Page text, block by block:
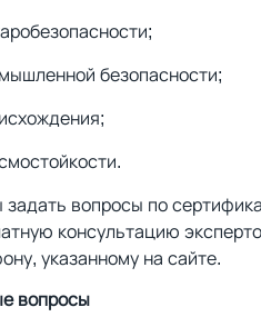
безопасности;
задать вопросы по
консультацию
указанному на сайте.
вопросы